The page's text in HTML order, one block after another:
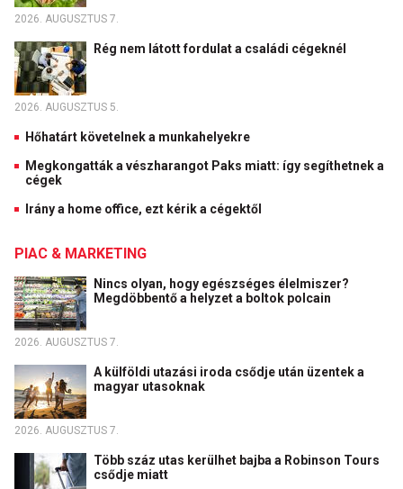
2026. AUGUSZTUS 7.
Rég nem látott fordulat a családi cégeknél
2026. AUGUSZTUS 5.
Hőhatárt követelnek a munkahelyekre
Megkongatták a vészharangot Paks miatt: így segíthetnek a
cégek
Irány a home office, ezt kérik a cégektől
PIAC & MARKETING
Nincs olyan, hogy egészséges élelmiszer?
Megdöbbentő a helyzet a boltok polcain
2026. AUGUSZTUS 7.
A külföldi utazási iroda csődje után üzentek a
magyar utasoknak
2026. AUGUSZTUS 7.
Több száz utas kerülhet bajba a Robinson Tours
csődje miatt